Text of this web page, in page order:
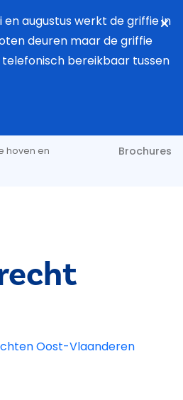
en augustus werkt de griffie in
deuren maar de griffie
bereikbaar tussen
hoven en
Brochures
Oost-Vlaanderen